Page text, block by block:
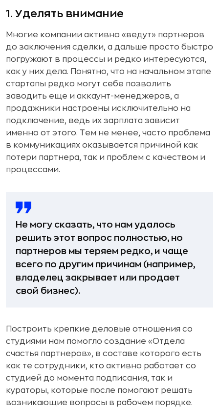
1. Уделять внимание
Многие компании активно «ведут» партнеров
до заключения сделки, а дальше просто быстро
погружают в процессы и редко интересуются,
как у них дела. Понятно, что на начальном этапе
стартапы редко могут себе позволить
заводить еще и аккаунт-менеджеров, а
продажники настроены исключительно на
подключение, ведь их зарплата зависит
именно от этого. Тем не менее, часто проблема
в коммуникациях оказывается причиной как
потери партнера, так и проблем с качеством и
процессами.
Не могу сказать, что нам удалось
решить этот вопрос полностью, но
партнеров мы теряем редко, и чаще
всего по другим причинам (например,
владелец закрывает или продает
свой бизнес).
Построить крепкие деловые отношения со
студиями нам помогло создание «Отдела
счастья партнеров», в составе которого есть
как те сотрудники, кто активно работает со
студией до момента подписания, так и
кураторы, которые после помогают решать
возникающие вопросы в рабочем порядке.